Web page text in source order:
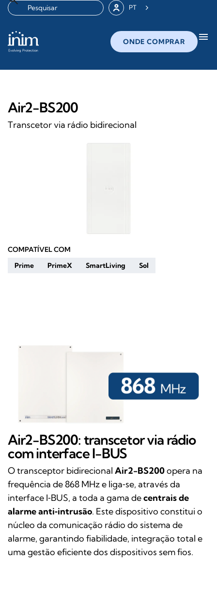
PT
ONDE COMPRAR menu
Air2-BS200
Transcetor via rádio bidirecional
COMPATÍVEL COM
Prime
PrimeX SmartLiving Sol
Air2-BS200: transcetor via rádio
com interface I-BUS
O transceptor bidirecional Air2-BS200opera na
frequência de 868 MHz e liga‑se, através da
interface I‑BUS, a toda a gama decentrais de
alarme anti‑intrusão. Este dispositivo constitui o
núcleo da comunicação rádio do sistema de
alarme, garantindo fiabilidade, integração total e
uma gestão eficiente dos dispositivos sem fios.